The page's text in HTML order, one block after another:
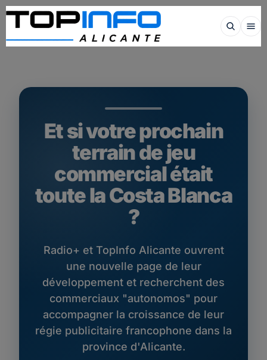
Et si votre prochain
terrain de jeu
commercial était
toute la Costa Blanca
?
Radio+ et TopInfo Alicante ouvrent
une nouvelle page de leur
développement et recherchent des
commerciaux "autonomos" pour
accompagner la croissance de leur
régie publicitaire francophone dans la
province d'Alicante.